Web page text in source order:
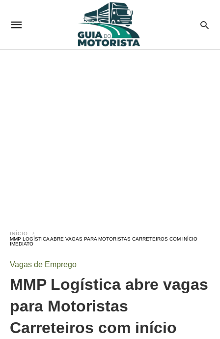
INÍCIO
MMP LOGÍSTICA ABRE VAGAS PARA MOTORISTAS CARRETEIROS COM INÍCIO
IMEDIATO
Vagas de Emprego
MMP Logística abre vagas
para Motoristas
Carreteiros com início